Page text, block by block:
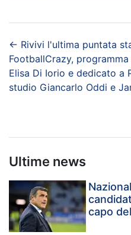
← Rivivi l'ultima puntata
FootballCrazy,
Elisa Di Iorio e dedicato a
studio Giancarlo Oddi e
Ultime news
capo